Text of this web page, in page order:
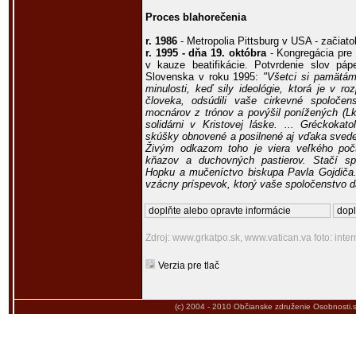
Proces blahorečenia
r. 1986 - Metropolia Pittsburg v USA -
r. 1995 - dňa 19. októbra- Kongregácia pre
v kauze beatifikácie. Potvrdenie slov
Slovenska v roku 1995: "Všetci si
minulosti, keď sily ideológie, ktorá je v
človeka, odsúdili vaše cirkevné
mocnárov z trónov a povýšil ponížených
solidárni v Kristovej láske. ...
skúšky obnovené a posilnené aj vďaka
Živým odkazom toho je viera veľkého
kňazov a duchovných pastierov. Stačí
Hopku a mučeníctvo biskupa Pavla
vzácny príspevok, ktorý vaše spoločenstvo
doplňte alebo opravte informácie
Zdroj: www.grkatpo.sk, www.vatican.va foto:
Verzia pre tlač
(c) 2004 - 2010 Občianske združenie